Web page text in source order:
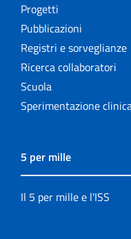
Progetti
Pubblicazioni
Registri e sorveglianze
Ricerca collaboratori
Scuola
Sperimentazione
5 per mille
Il 5 per mille e l'ISS